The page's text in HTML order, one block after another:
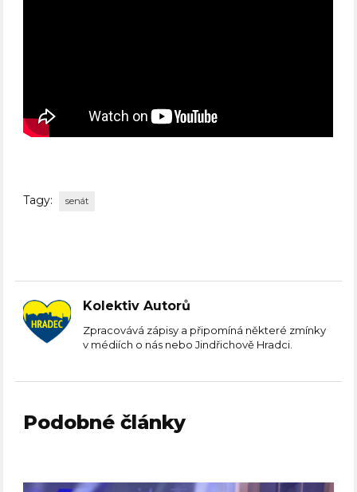
Tagy: senát
Kolektiv Autorů
Zpracovává zápisy a připomíná některé zmínky
v médiích o nás nebo Jindřichově Hradci.
Podobné články